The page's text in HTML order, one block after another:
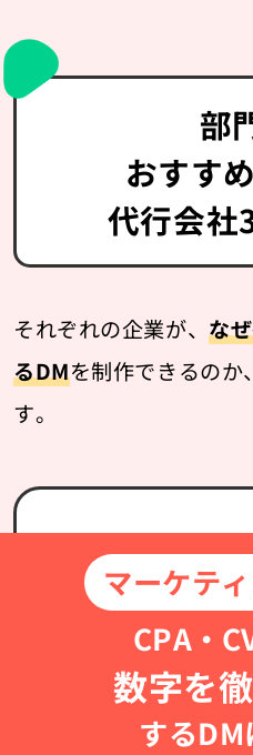
部
おすす
代行会社
それぞれの企業が、な
るDMを制作できるのか
す。
マーケテ
CPA・
数字を
する